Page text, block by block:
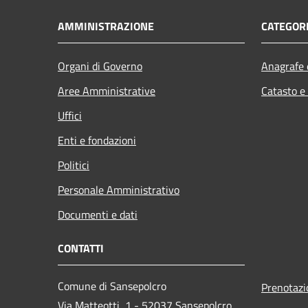
AMMINISTRAZIONE
Organi di Governo
Aree Amministrative
Uffici
Enti e fondazioni
Politici
Personale Amministrativo
Documenti e dati
Catasto
CONTATTI
Comune di Sansepolcro